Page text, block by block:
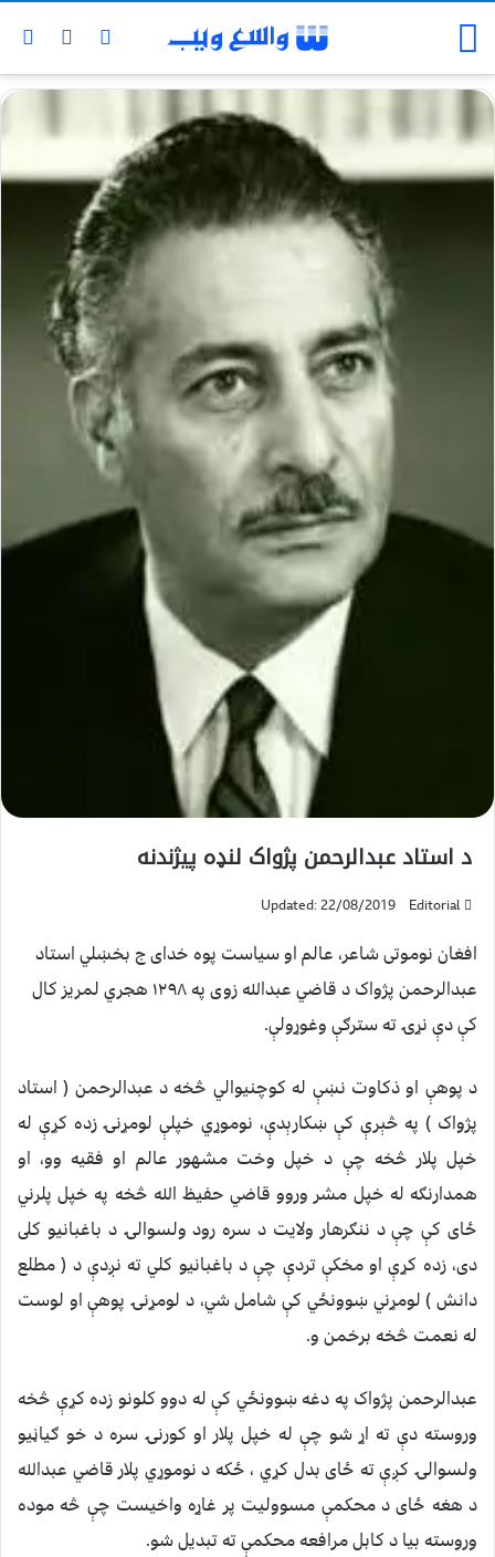
د استاد عبدالرحمن پژواک لنډه پيژندنه
Editorial
Updated: 22/08/2019
افغان نوموتى شاعر، عالم او سياست پوه خداى ج بخښلي استاد
عبدالرحمن پژواک د قاضي عبدالله زوى په ١٢٩٨ هجري لمريز کال
کې دې نړۍ ته سترګې وغوړولې.
د پوهې او ذکاوت نښې له کوچنيوالي څخه د عبدالرحمن ( استاد
پژواک ) په څېرې کې ښکارېدې، نوموړي خپلې لومړنۍ زده کړې له
خپل پلار څخه چې د خپل وخت مشهور عالم او فقيه وو، او
همدارنګه له خپل مشر وروو قاضي حفيظ الله څخه په خپل پلرني
ځاى کې چې د ننګرهار ولايت د سره رود ولسوالۍ د باغبانيو کلى
دى، زده کړې او مخکې تردې چې د باغبانيو کلي ته نږدې د ( مطلع
دانش ) لومړني ښوونځي کې شامل شي، د لومړنۍ پوهې او لوست
له نعمت څخه برخمن و.
عبدالرحمن پژواک په دغه ښوونځي کې له دوو کلونو زده کړې څخه
وروسته دې ته اړ شو چې له خپل پلار او کورنۍ سره د خو ګياڼيو
ولسوالۍ کږې ته ځاى بدل کړي ، ځکه د نوموړي پلار قاضي عبدالله
د هغه ځاى د محکمې مسووليت پر غاړه واخيست چې څه موده
وروسته بيا د کابل مرافعه محکمې ته تبديل شو.